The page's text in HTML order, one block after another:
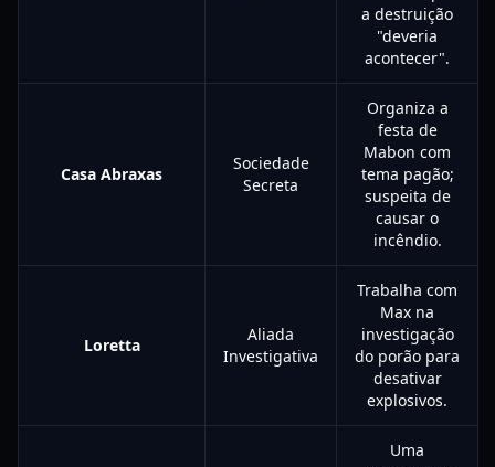
a destruição
"deveria
acontecer".
Casa Abraxas
Sociedade
Secreta
Organiza a
festa de
Mabon com
tema pagão;
suspeita de
causar o
incêndio.
Loretta
Aliada
Investigativa
Trabalha com
Max na
investigação
do porão para
desativar
explosivos.
Uma